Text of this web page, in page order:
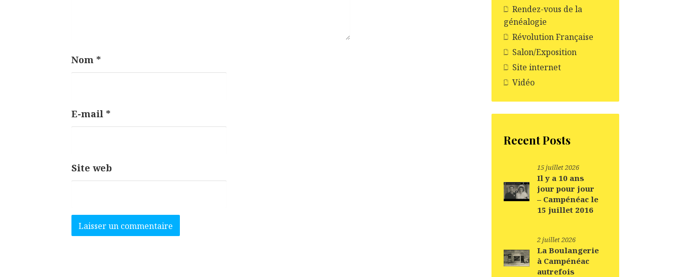
l
e
Nom *
E-mail *
Site web
Rendez-vous de la
généalogie
Révolution Française
Salon/Exposition
Site internet
Vidéo
Recent Posts
15 juillet 2026
Il y a 10 ans
jour pour jour
– Campénéac le
15 juillet 2016
2 juillet 2026
La Boulangerie
à Campénéac
autrefois